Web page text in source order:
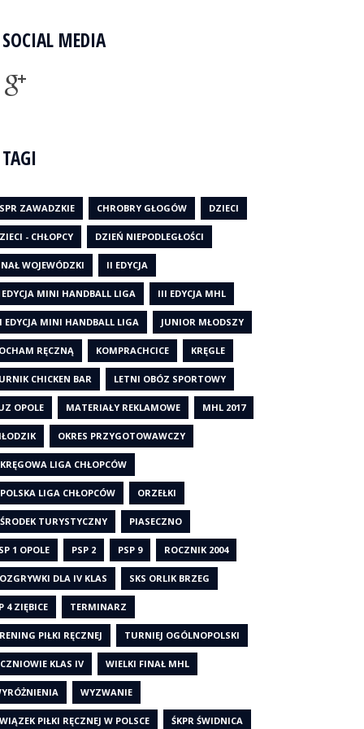
SOCIAL MEDIA
TAGI
ZAWADZKIE CHROBRY GŁOGÓW DZIECI
- CHŁOPCY DZIEŃ NIEPODLEGŁOŚCI
WOJEWÓDZKI II EDYCJA
MINI HANDBALL LIGA III EDYCJA MHL
EDYCJA MINI HANDBALL LIGA JUNIOR MŁODSZY
RĘCZNĄ KOMPRACHCICE KRĘGLE
CHICKEN BAR LETNI OBÓZ SPORTOWY
OPOLE MATERIAŁY REKLAMOWE MHL 2017
OKRES PRZYGOTOWAWCZY
LIGA CHŁOPCÓW
LIGA CHŁOPCÓW ORZEŁKI
TURYSTYCZNY PIASECZNO
1 OPOLE PSP 2 PSP 9 ROCZNIK 2004
DLA IV KLAS SKS ORLIK BRZEG
4 ZIĘBICE TERMINARZ
PIŁKI RĘCZNEJ TURNIEJ OGÓLNOPOLSKI
KLAS IV WIELKI FINAŁ MHL
WYZWANIE
PIŁKI RĘCZNEJ W POLSCE ŚKPR ŚWIDNICA